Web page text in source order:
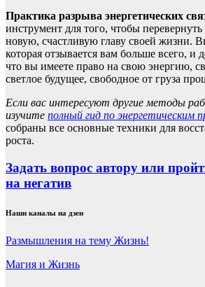
Практика разрыва энергетических
инструмент для того, чтобы
новую, счастливую главу своей жизни.
которая отзывается вам больше всего, и
что вы имеете право на свою энергию,
светлое будущее, свободное от груза
Если вас интересуют другие методы
изучите полный гид по энергетическим
собраны все основные техники для
роста.
Задать вопрос автору или
на негатив
Наши каналы на дзен
Размышления на тему Жизнь!
Магия и Жизнь